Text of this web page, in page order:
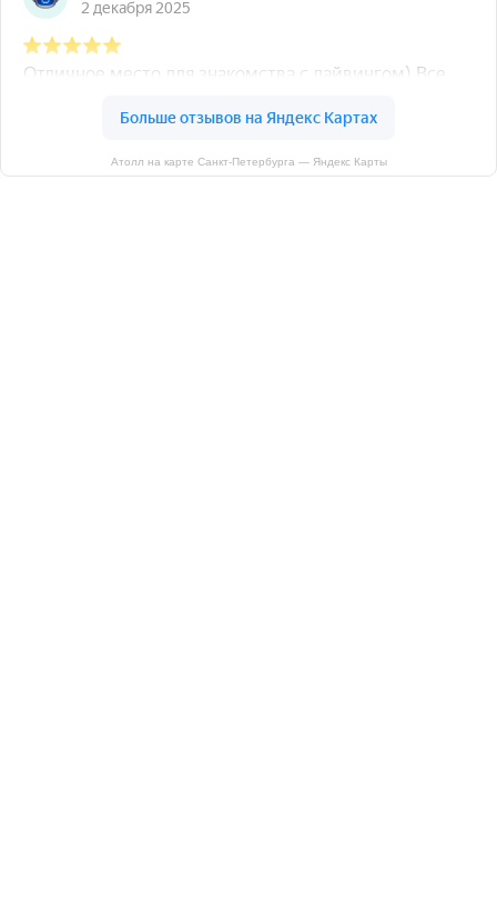
Атолл на карте Санкт‑Петербурга — Яндекс Карты